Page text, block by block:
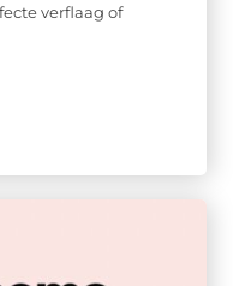
verflaag of